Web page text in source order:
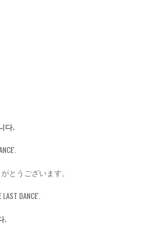
다.
がとうございます。
DANCE'.
.